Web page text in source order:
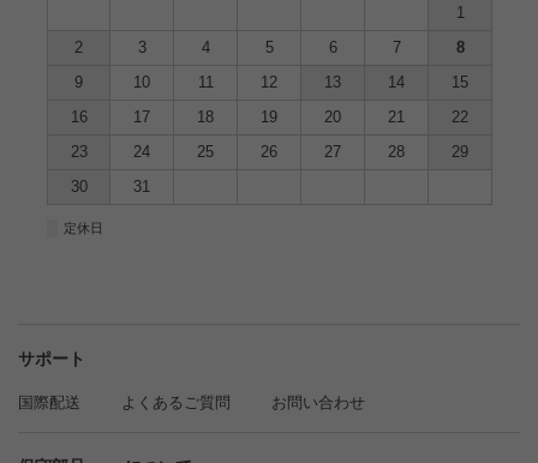
1
2
3 4 5 6 7
8
9
10 11 12 13 14
15
16
17 18 19 20 21
22
23
24 25 26 27 28
29
30
31
定休日
サポート
国際配送 よくあるご質問 お問い合わせ